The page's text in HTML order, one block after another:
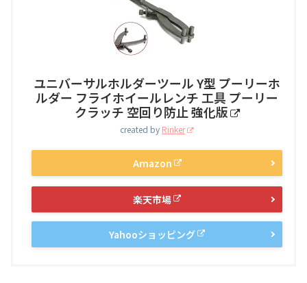
ユニバーサルホルダーツール Y型 プーリーホ
ルダー フライホイールレンチ 工具 プーリー
クラッチ 空回り防止 強化版
created by Rinker
Amazon
楽天市場
Yahooショッピング